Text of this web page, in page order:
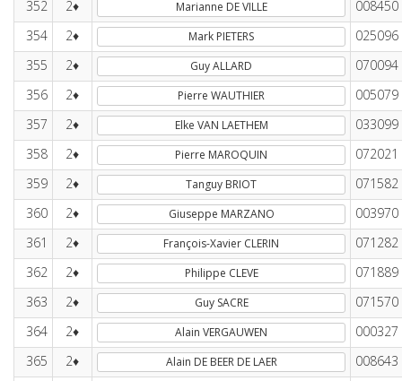
352 2♦ Marianne DE VILLE
008450
354
2♦ Mark PIETERS
025096
355
2♦ Guy ALLARD
070094
356
2♦ Pierre WAUTHIER
005079
357
2♦ Elke VAN LAETHEM
033099
358
2♦ Pierre MAROQUIN
072021
359
2♦ Tanguy BRIOT
071582
360
2♦ Giuseppe MARZANO
003970
361
2♦ François-Xavier CLERIN
071282
362
2♦ Philippe CLEVE
071889
363
2♦ Guy SACRE
071570
364
2♦ Alain VERGAUWEN
000327
365
2♦ Alain DE BEER DE LAER
008643